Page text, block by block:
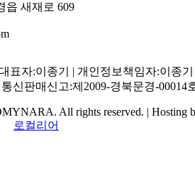
읍 새재로 609
표자:이종기 | 개인정보책임자:이종기
신판매신고:제2009-경북문경-00014
All rights reserved. | Hosting
로컬리어